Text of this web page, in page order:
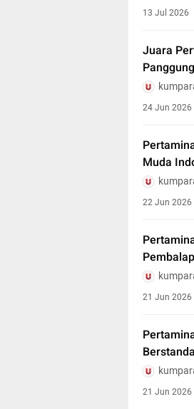
13 Jul 2026
Juara
24 Jun 2026
Muda
22 Jun 2026
21 Jun 2026
21 Jun 2026